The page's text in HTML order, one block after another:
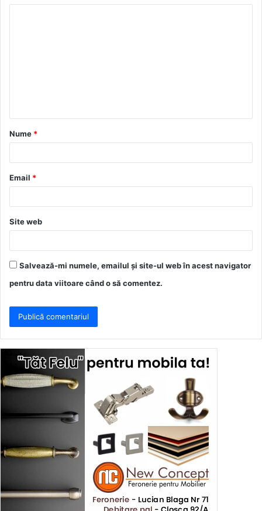
a
r
*
Nume *
Email *
Site web
Salvează-mi numele, emailul și site-ul web în acest navigator
pentru data viitoare când o să comentez.